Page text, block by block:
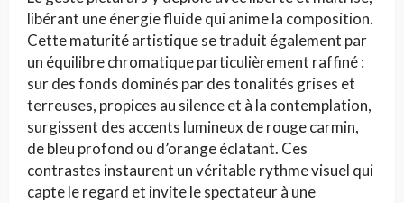
libérant une énergie fluide qui anime la composition.
Cette maturité artistique se traduit également par
un équilibre chromatique particulièrement raffiné :
sur des fonds dominés par des tonalités grises et
terreuses, propices au silence et à la contemplation,
surgissent des accents lumineux de rouge carmin,
de bleu profond ou d’orange éclatant. Ces
contrastes instaurent un véritable rythme visuel qui
capte le regard et invite le spectateur à une